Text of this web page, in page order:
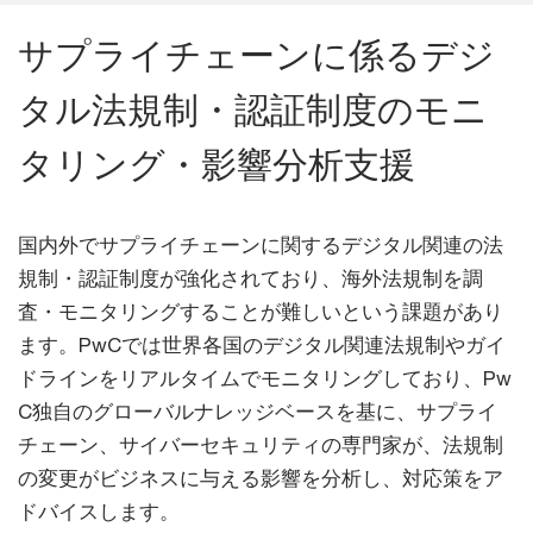
サプライチェーンに係るデジ
タル法規制・認証制度のモニ
タリング・影響分析支援
国内外でサプライチェーンに関するデジタル関連の法
規制・認証制度が強化されており、海外法規制を調
査・モニタリングすることが難しいという課題があり
ます。PwCでは世界各国のデジタル関連法規制やガイ
ドラインをリアルタイムでモニタリングしており、Pw
C独自のグローバルナレッジベースを基に、サプライ
チェーン、サイバーセキュリティの専門家が、法規制
の変更がビジネスに与える影響を分析し、対応策をア
ドバイスします。